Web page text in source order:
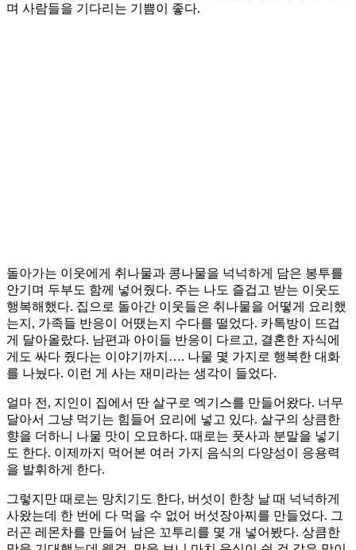
며 사람들을 기다리는 기쁨이 좋다.
돌아가는 이웃에게 취나물과 콩나물을 넉넉하게 담은 봉투를
안기며 두부도 함께 넣어줬다. 주는 나도 즐겁고 받는 이웃도
행복해했다. 집으로 돌아간 이웃들은 취나물을 어떻게 요리했
는지, 가족들 반응이 어땠는지 수다를 떨었다. 카톡방이 뜨겁
게 달아올랐다. 남편과 아이들 반응이 다르고, 결혼한 자식에
게도 싸다 줬다는 이야기까지…. 나물 몇 가지로 행복한 대화
를 나눴다. 이런 게 사는 재미라는 생각이 들었다.
얼마 전, 지인이 집에서 딴 살구로 엑기스를 만들어왔다. 너무
달아서 그냥 먹기는 힘들어 요리에 넣고 있다. 살구의 상큼한
향을 더하니 나물 맛이 오묘하다. 때로는 풋사과 분말을 넣기
도 한다. 이제까지 먹어본 여러 가지 음식의 다양성이 응용력
을 발휘하게 한다.
그렇지만 때로는 망치기도 한다, 버섯이 한창 날 때 넉넉하게
사왔는데 한 번에 다 먹을 수 없어 버섯장아찌를 만들었다. 그
러곤 레몬차를 만들어 남은 꼬투리를 몇 개 넣어봤다. 상큼한